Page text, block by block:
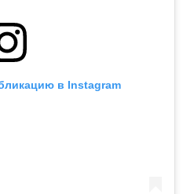
в Instagram